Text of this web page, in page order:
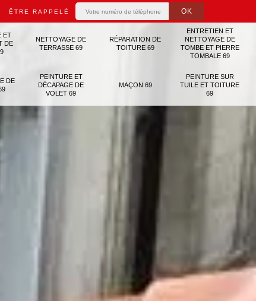
ÊTRE RAPPELÉ
ET
DE
NETTOYAGE DE
TERRASSE 69
RÉPARATION DE
TOITURE 69
ENTRETIEN ET
NETTOYAGE DE
TOMBE ET PIERRE
TOMBALE 69
DE
PEINTURE ET
DÉCAPAGE DE
VOLET 69
MAÇON 69
PEINTURE SUR
TUILE ET TOITURE
69